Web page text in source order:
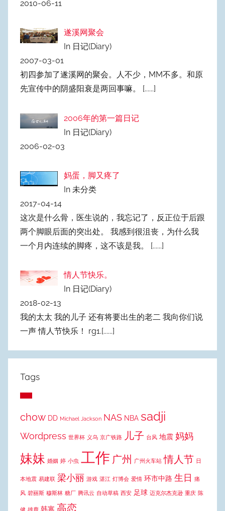
2010-06-11
遂溪网聚会
In 日记(Diary)
2007-03-01
初四参加了遂溪网的聚会。人不少，MM不多。和原
先宣传中的阴盛阳衰是两回事嘛。
[......]
2006年的第一篇日记
In 日记(Diary)
2006-02-03
妈蛋，脚又疼了
In 未分类
2017-04-14
这次是什么骨，医生说的，我忘记了，反正位于后跟
两个脚眼后面的突出处。 我感到很沮丧，为什么我
一个月内连续的脚疼，这不该是我。 [......]
情人节快乐。
In 日记(Diary)
2018-02-13
我的太太 我的儿子 还有将要出生的老二 我向你们说
一声 情人节快乐！ rg1.[......]
Tags
chow DD Michael Jackson NAS NBA sadji
Wordpress 世界杯 义乌 京广铁路 儿子 台风 地震 妈妈
妹妹 婚姻 婷 小虫 工作 广州 广州火车站 情人节 日
本地震 易建联 梁小丽 游戏 湛江 灯博会 爱情 环市中路 生日 痛
风 碧丽斯 穆斯林 糖厂 腾讯云 自动草稿 西安 足球 迈克尔杰克逊 重庆 陈
健 雄鹿 韩寒 高恋